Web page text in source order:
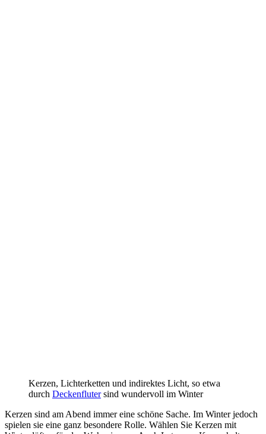
Kerzen, Lichterketten und indirektes Licht, so etwa
durch Deckenflutersind wundervoll im Winter
Kerzen sind am Abend immer eine schöne Sache. Im Winter jedoch
spielen sie eine ganz besondere Rolle. Wählen Sie Kerzen mit